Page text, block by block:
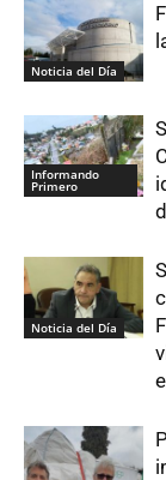
Noticia del Día
Informando
Primero
Noticia del Día